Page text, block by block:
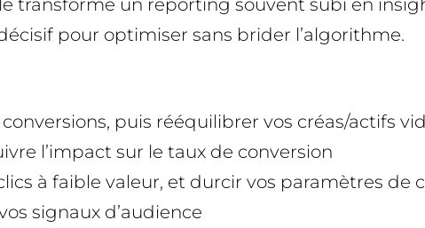
transforme un reporting souvent subi en
pour optimiser sans brider l’algorithme.
puis rééquilibrer vos créas/actifs
l’impact sur le taux de conversion
à faible valeur, et durcir vos paramètres de
signaux d’audience